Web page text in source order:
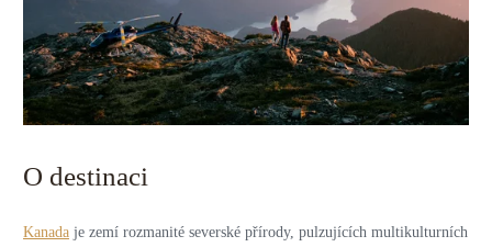
O destinaci
Kanada je zemí rozmanité severské přírody, pulzujících multikulturních